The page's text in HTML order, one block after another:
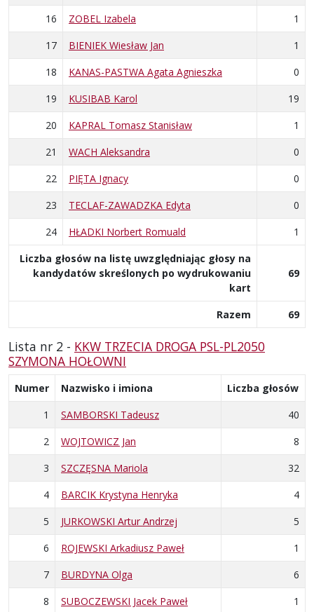
16
ZOBEL Izabela
1
17
BIENIEK Wiesław Jan
1
18
KANAS-PASTWA Agata Agnieszka
0
19
KUSIBAB Karol
19
20
KAPRAL Tomasz Stanisław
1
21
WACH Aleksandra
0
22
PIĘTA Ignacy
0
23
TECLAF-ZAWADZKA Edyta
0
24
HŁADKI Norbert Romuald
1
Liczba głosów na listę uwzględniając głosy na
kandydatów skreślonych po wydrukowaniu
kart
69
Razem 69
Lista nr 2 - KKW TRZECIA DROGA PSL-PL2050
SZYMONA HOŁOWNI
Numer Nazwisko i imiona
Liczba głosów
1
SAMBORSKI Tadeusz
40
2
WOJTOWICZ Jan
8
3
SZCZĘSNA Mariola
32
4
BARCIK Krystyna Henryka
4
5
JURKOWSKI Artur Andrzej
5
6
ROJEWSKI Arkadiusz Paweł
1
7
BURDYNA Olga
6
8
SUBOCZEWSKI Jacek Paweł 1